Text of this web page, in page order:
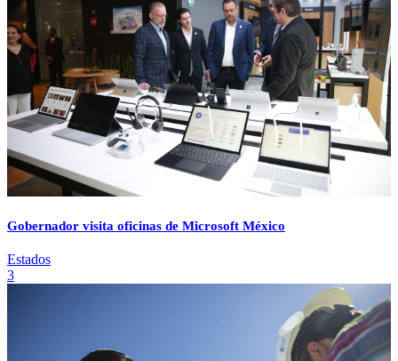
Gobernador visita oficinas de Microsoft México
Estados
3